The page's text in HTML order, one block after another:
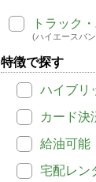
トラック
(ハイエースバ
特徴で探す
ハイブリ
カード決
給油可能
宅配レン